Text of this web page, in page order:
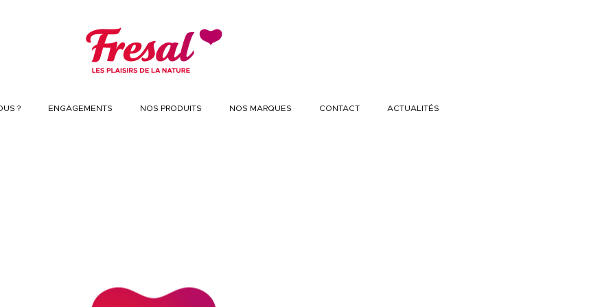
? ENGAGEMENTS NOS PRODUITS NOS MARQUES CONTACT ACTUALITÉS